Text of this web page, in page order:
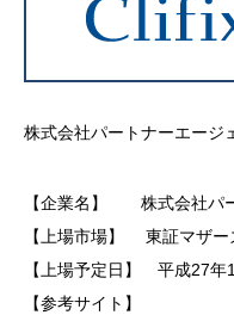
株式会社パートナーエージ
【企業名】 株式会社パ
【上場市場】 東証マザー
【上場予定日】 平成27年
【参考サイト】